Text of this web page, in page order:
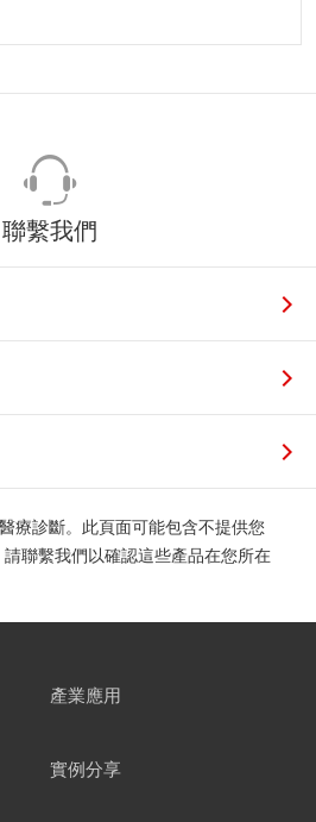
聯繫我們
療診斷。此頁面可能包含不提供您
聯繫我們以確認這些產品在您所在
產業應用
實例分享